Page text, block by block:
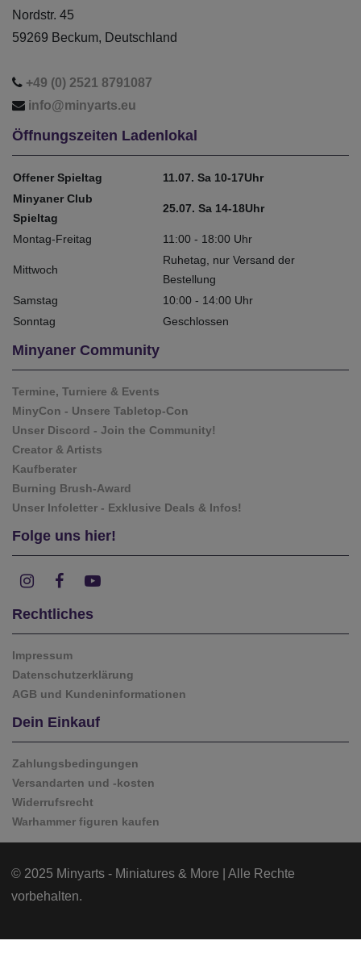
Nordstr. 45
59269 Beckum, Deutschland
+49 (0) 2521 8791087
info@minyarts.eu
Öffnungszeiten Ladenlokal
Offener Spieltag
11.07. Sa 10-17Uhr
Minyaner Club
Spieltag
25.07. Sa 14-18Uhr
Montag-Freitag 11:00 - 18:00 Uhr
Mittwoch
Ruhetag, nur Versand der
Bestellung
Samstag
10:00 - 14:00 Uhr
Sonntag
Geschlossen
Minyaner Community
Termine, Turniere & Events
MinyCon - Unsere Tabletop-Con
Unser Discord - Join the Community!
Creator & Artists
Kaufberater
Burning Brush-Award
Unser Infoletter - Exklusive Deals & Infos!
Folge uns hier!
Rechtliches
Impressum
Datenschutzerklärung
AGB und Kundeninformationen
Dein Einkauf
Zahlungsbedingungen
Versandarten und -kosten
Widerrufsrecht
Warhammer figuren kaufen
© 2025 Minyarts - Miniatures & More | Alle Rechte
vorbehalten.